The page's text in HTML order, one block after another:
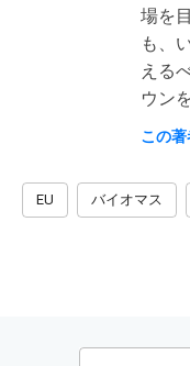
場を
も、
える
ウン
この
EU バイオマス